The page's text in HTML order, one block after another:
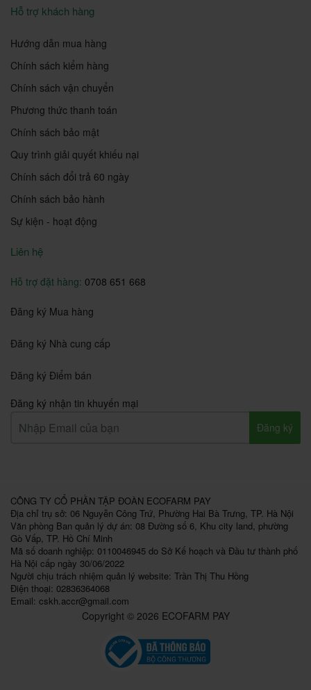
Hỗ trợ khách hàng
Hướng dẫn mua hàng
Chính sách kiểm hàng
Chính sách vận chuyển
Phương thức thanh toán
Chính sách bảo mật
Quy trình giải quyết khiếu nại
Chính sách đổi trả 60 ngày
Chính sách bảo hành
Sự kiện - hoạt động
Liên hệ
Hỗ trợ đặt hàng: 0708 651 668
Đăng ký Mua hàng
Đăng ký Nhà cung cấp
Đăng ký Điểm bán
Đăng ký nhận tin khuyến mại
Đăng ký
CÔNG TY CỔ PHẦN TẬP ĐOÀN ECOFARM PAY
Địa chỉ trụ sở: 06 Nguyễn Công Trứ, Phường Hai Bà Trưng, TP. Hà Nội
Văn phòng Ban quản lý dự án: 08 Đường số 6, Khu city land, phường
Gò Vấp, TP. Hồ Chí Minh
Mã số doanh nghiệp: 0110046945 do Sở Kế hoạch và Đầu tư thành phố
Hà Nội cấp ngày 30/06/2022
Người chịu trách nhiệm quản lý website: Trần Thị Thu Hồng
Điện thoại: 02836364068
Email: cskh.accr@gmail.com
Copyright © 2026 ECOFARM PAY